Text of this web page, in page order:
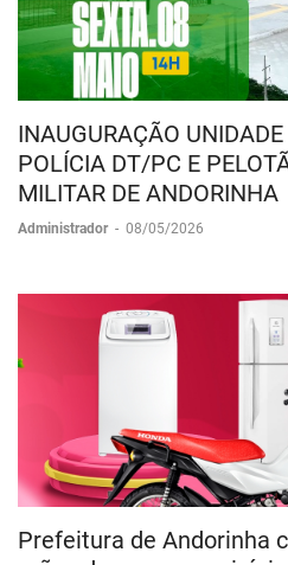
INAUGURAÇÃO
POLÍCIA DT/PC E
MILITAR DE ANDORINHA
Administrador - 08/05/2026
Prefeitura de Andorinha